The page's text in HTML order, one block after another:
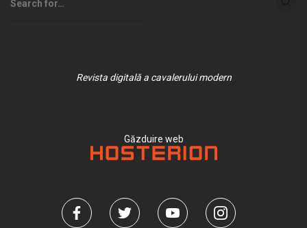
Revista digitală a cavalerului modern
Găzduire web